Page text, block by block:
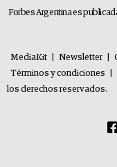
Forbes Argentina es
MediaKit Newsletter
Términos y condiciones
los derechos reservados.